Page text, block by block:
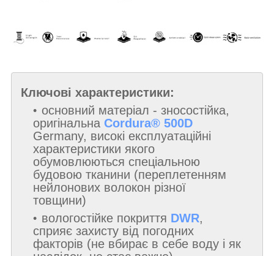
Ключові характеристики:
основний матеріал - зносостійка,
оригінальна Cordura® 500D
Germany, високі експлуатаційні
характеристики якого
обумовлюються спеціальною
будовою тканини (переплетенням
нейлонових волокон різної
товщини)
вологостійке покриття DWR,
сприяє захисту від погодних
факторів (не вбирає в себе воду і як